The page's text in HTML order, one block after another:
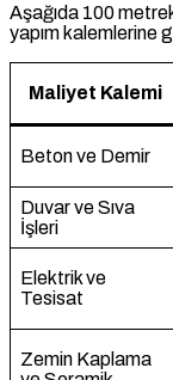
Aşağıda 100
yapım kalemlerine
Maliyet Kalemi
Beton ve Demir
Duvar ve Sıva
İşleri
Elektrik ve
Tesisat
Zemin Kaplama